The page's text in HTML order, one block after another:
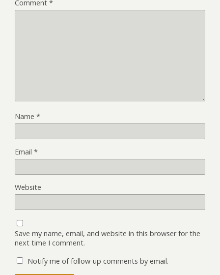
Comment *
Name *
Email *
Website
Save my name, email, and website in this browser for the
next time I comment.
Notify me of follow-up comments by email.